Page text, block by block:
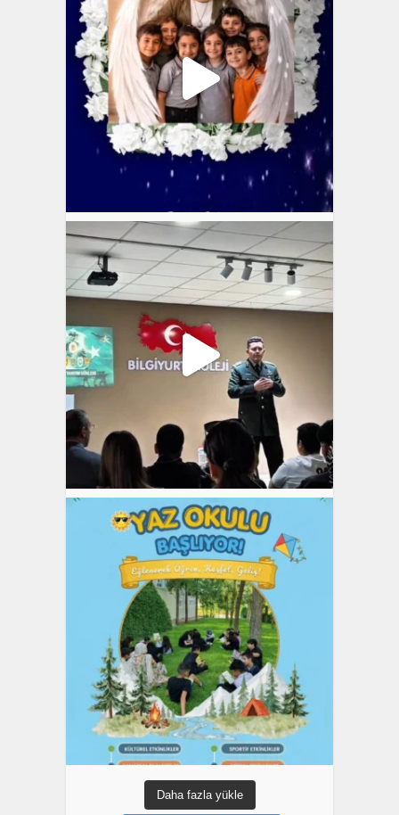
Daha fazla yükle